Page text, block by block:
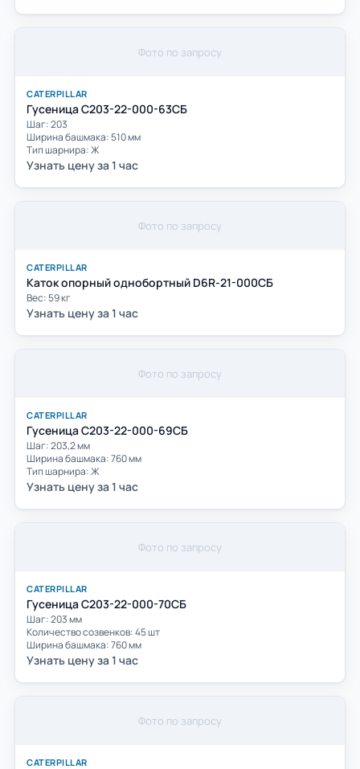
Фото по запросу
CATERPILLAR
Гусеница С203-22-000-63СБ
Шаг: 203
Ширина башмака: 510 мм
Тип шарнира: Ж
Узнать цену за 1 час
Фото по запросу
CATERPILLAR
Каток опорный однобортный D6R-21-000СБ
Вес: 59 кг
Узнать цену за 1 час
Фото по запросу
CATERPILLAR
Гусеница С203-22-000-69СБ
Шаг: 203,2 мм
Ширина башмака: 760 мм
Тип шарнира: Ж
Узнать цену за 1 час
Фото по запросу
CATERPILLAR
Гусеница С203-22-000-70СБ
Шаг: 203 мм
Количество созвенков: 45 шт
Ширина башмака: 760 мм
Узнать цену за 1 час
Фото по запросу
CATERPILLAR